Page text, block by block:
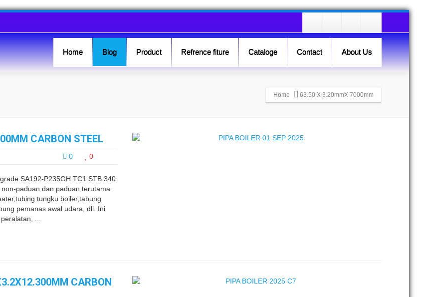
Home Blog Product Refrence fiture Cataloge Contact About Us
Home 63.50 X 3.20mmX 7000mm
CARBON STEEL
0 0
SA192-P235GH TC1 STB 340
paduan dan paduan terutama
tungku boiler,tabung
pemanas awal udara, dll. Ini
...
CARBON